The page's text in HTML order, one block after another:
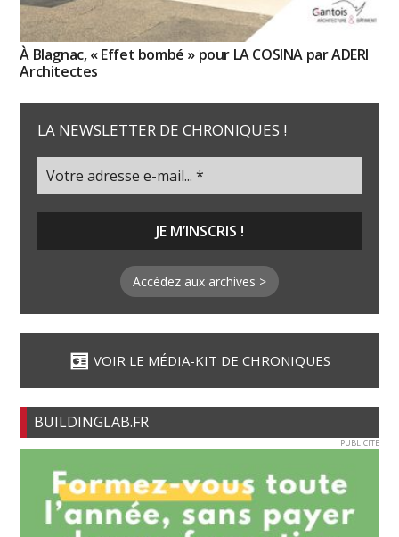
À Blagnac, « Effet bombé » pour LA COSINA par ADERI
Architectes
LA NEWSLETTER DE CHRONIQUES !
Accédez aux archives >
VOIR LE MÉDIA-KIT DE CHRONIQUES
BUILDINGLAB.FR
PUBLICITE